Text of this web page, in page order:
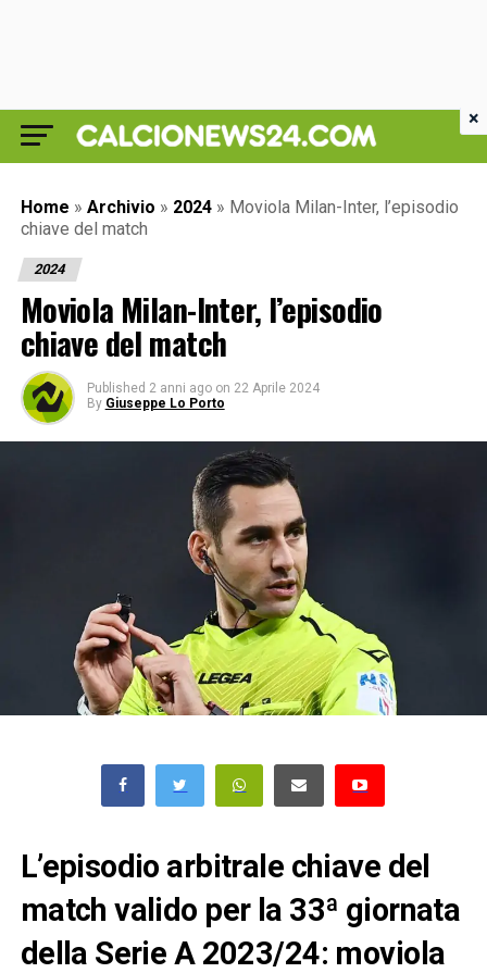
Home » Archivio » 2024 » Moviola Milan-Inter, l’episodio
chiave del match
2024
Moviola Milan-Inter, l’episodio
chiave del match
Published 2 anni ago on 22 Aprile 2024
By Giuseppe Lo Porto
L’episodio arbitrale chiave del
match valido per la 33ª giornata
della Serie A 2023/24: moviola
×